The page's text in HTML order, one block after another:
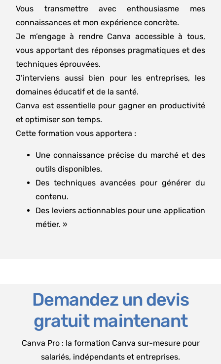
Vous transmettre avec enthousiasme mes
connaissances et mon expérience concrète.
Je m’engage à rendre Canva accessible à tous,
vous apportant des réponses pragmatiques et des
techniques éprouvées.
J’interviens aussi bien pour les entreprises, les
domaines éducatif et de la santé.
Canva est essentielle pour gagner en productivité
et optimiser son temps.
Cette formation vous apportera :
Une connaissance précise du marché et des
outils disponibles.
Des techniques avancées pour générer du
contenu.
Des leviers actionnables pour une application
métier. »
Demandez un devis
gratuit maintenant
Canva Pro : la formation Canva sur-mesure pour
salariés, indépendants et entreprises.